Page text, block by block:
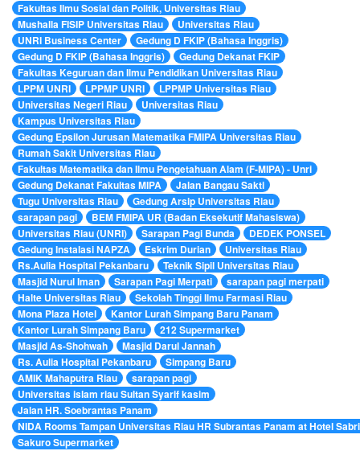
Fakultas Ilmu Sosial dan Politik, Universitas Riau
Mushalla FISIP Universitas Riau
Universitas Riau
UNRI Business Center
Gedung D FKIP (Bahasa Inggris)
Gedung D FKIP (Bahasa Inggris)
Gedung Dekanat FKIP
Fakultas Keguruan dan Ilmu Pendidikan Universitas Riau
LPPM UNRI
LPPMP UNRI
LPPMP Universitas Riau
Universitas Negeri Riau
Universitas Riau
Kampus Universitas Riau
Gedung Epsilon Jurusan Matematika FMIPA Universitas Riau
Rumah Sakit Universitas Riau
Fakultas Matematika dan Ilmu Pengetahuan Alam (F-MIPA) - Unri
Gedung Dekanat Fakultas MIPA
Jalan Bangau Sakti
Tugu Universitas Riau
Gedung Arsip Universitas Riau
sarapan pagi
BEM FMIPA UR (Badan Eksekutif Mahasiswa)
Universitas Riau (UNRI)
Sarapan Pagi Bunda
DEDEK PONSEL
Gedung Instalasi NAPZA
Eskrim Durian
Universitas Riau
Rs.Aulia Hospital Pekanbaru
Teknik Sipil Universitas Riau
Masjid Nurul Iman
Sarapan Pagi Merpati
sarapan pagi merpati
Halte Universitas Riau
Sekolah Tinggi Ilmu Farmasi Riau
Mona Plaza Hotel
Kantor Lurah Simpang Baru Panam
Kantor Lurah Simpang Baru
212 Supermarket
Masjid As-Shohwah
Masjid Darul Jannah
Rs. Aulia Hospital Pekanbaru
Simpang Baru
AMIK Mahaputra Riau
sarapan pagi
Universitas islam riau Sultan Syarif kasim
Jalan HR. Soebrantas Panam
NIDA Rooms Tampan Universitas Riau HR Subrantas Panam at Hotel
Sakuro Supermarket